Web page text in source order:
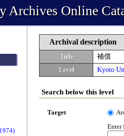
Archives Online
Archival description
Title
補償
Level
Kyoto
Search below this level
Target
Enter